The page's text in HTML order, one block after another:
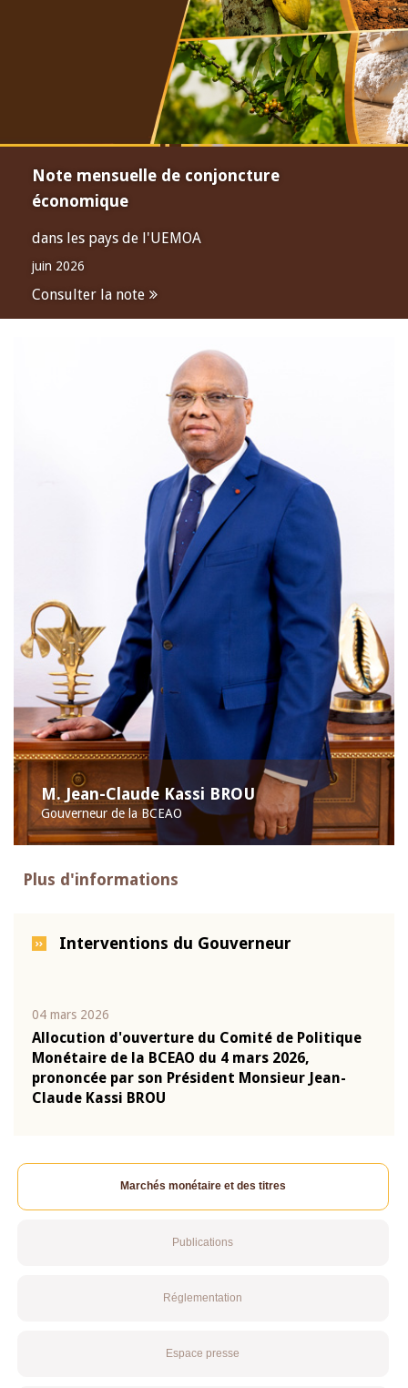
Note mensuelle de conjoncture
économique
dans les pays de l'UEMOA
juin 2026
Consulter la note
M. Jean-Claude Kassi BROU
Gouverneur de la BCEAO
Plus d'informations
Interventions du Gouverneur
04 mars 2026
Allocution d'ouverture du Comité de Politique
Monétaire de la BCEAO du 4 mars 2026,
prononcée par son Président Monsieur Jean-
Claude Kassi BROU
Marchés monétaire et des titres
Publications
Réglementation
Espace presse